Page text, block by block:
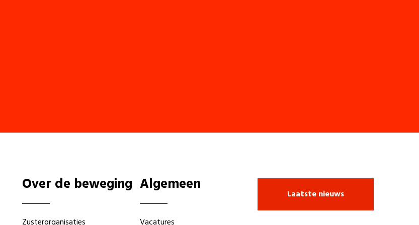
Over de beweging Algemeen Laatste nieuws